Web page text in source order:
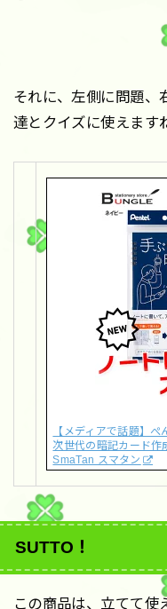
それに、左側に問題、
達とクイズに使えます
【メディアで話題】
次世代の暗記カード作
SmaTan スマタン
SUTTO！
この商品は、立てて使